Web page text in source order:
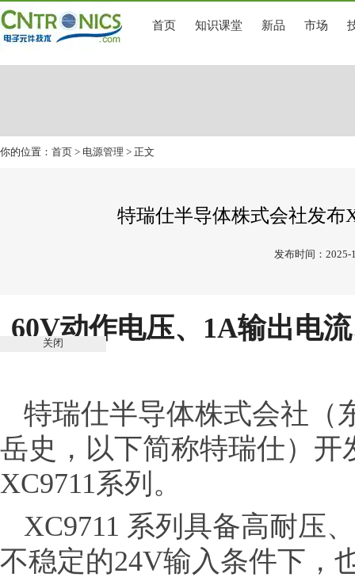
首页 知识课堂 新品 市场
你的位置： 首页 > 电源管理 > 正文
特瑞仕半导体株式会社发布
发布时间：2025-
60V动作电压、1A输出电
特瑞仕半导体株式会社（
岳史，以下简称特瑞仕）开
XC9711系列。
XC9711 系列具备高耐压
不稳定的24V输入条件下，
关闭